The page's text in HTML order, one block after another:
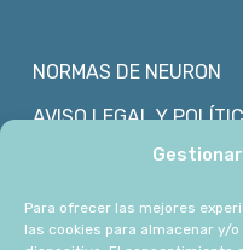
Para ofrecer las mejores
las cookies para almacenar y/
NORMAS DE NEURON
AVISO LEGAL Y
POLÍTICA DE COOKIES